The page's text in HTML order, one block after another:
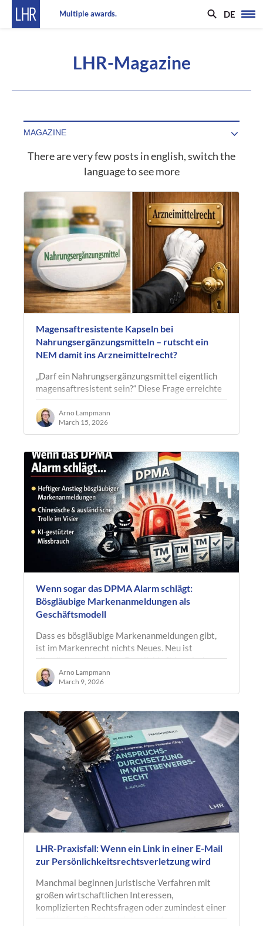
Multiple awards. DE
LHR-Magazine
There are very few posts in english, switch the
language to see more
Magensaftresistente Kapseln bei
Nahrungsergänzungsmitteln – rutscht ein
NEM damit ins Arzneimittelrecht?
„Darf ein Nahrungsergänzungsmittel eigentlich
magensaftresistent sein?“ Diese Frage erreichte
uns kürzlich von einem Leser unseres Magazins.
Der Hintergrund: Ein…
Arno Lampmann
March 15, 2026
Wenn sogar das DPMA Alarm schlägt:
Bösgläubige Markenanmeldungen als
Geschäftsmodell
Dass es bösgläubige Markenanmeldungen gibt,
ist im Markenrecht nichts Neues. Neu ist
allerdings, mit welcher Deutlichkeit inzwischen
sogar das Deutsche Patent- und…
Arno Lampmann
March 9, 2026
LHR-Praxisfall: Wenn ein Link in einer E-Mail
zur Persönlichkeitsrechtsverletzung wird
Manchmal beginnen juristische Verfahren mit
großen wirtschaftlichen Interessen,
komplizierten Rechtsfragen oder zumindest einer
ernsthaften Rechtsverletzung. Manchmal